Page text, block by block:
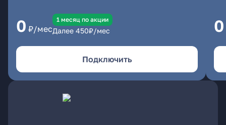
0 ₽/мес
1 месяц по акции
Далее 450₽/мес
Подключить
0